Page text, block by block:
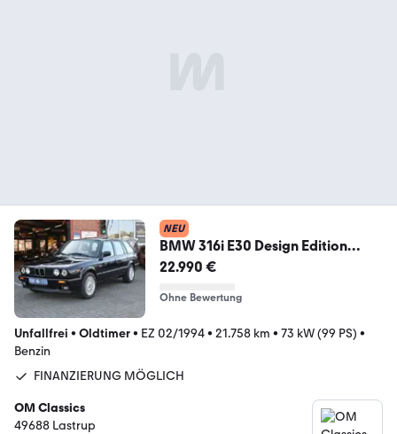
NEU
BMW 316i E30 Design Edition
*WIE NEU*TRAUM HISTORIE*
22.990 €
Ohne Bewertung
Unfallfrei • Oldtimer• EZ 02/1994• 21.758 km • 73 kW (99 PS) •
Benzin
FINANZIERUNG MÖGLICH
OM Classics
49688 Lastrup